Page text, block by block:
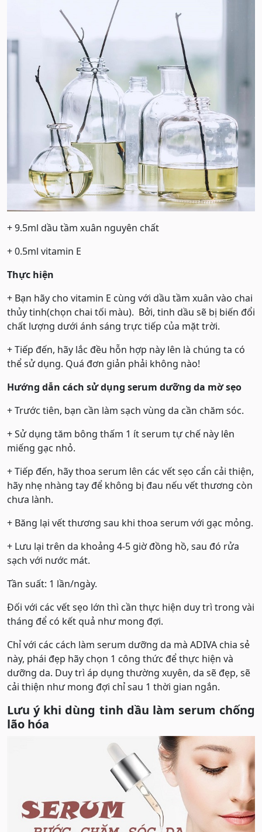
+ 9.5ml dầu tầm xuân nguyên chất
+ 0.5ml vitamin E
Thực hiện
+ Bạn hãy cho vitamin E cùng với dầu tầm xuân vào chai
thủy tinh(chọn chai tối màu). Bởi, tinh dầu sẽ bị biến đổi
chất lượng dưới ánh sáng trực tiếp của mặt trời.
+ Tiếp đến, hãy lắc đều hỗn hợp này lên là chúng ta có
thể sử dụng. Quá đơn giản phải không nào!
Hướng dẫn cách sử dụng serum dưỡng da mờ sẹo
+ Trước tiên, bạn cần làm sạch vùng da cần chăm sóc.
+ Sử dụng tăm bông thấm 1 ít serum tự chế này lên
miếng gạc nhỏ.
+ Tiếp đến, hãy thoa serum lên các vết sẹo cẩn cải thiện,
hãy nhẹ nhàng tay để không bị đau nếu vết thương còn
chưa lành.
+ Băng lại vết thương sau khi thoa serum với gạc mỏng.
+ Lưu lại trên da khoảng 4-5 giờ đồng hồ, sau đó rửa
sạch với nước mát.
Tần suất: 1 lần/ngày.
Đối với các vết sẹo lớn thì cần thực hiện duy trì trong vài
tháng để có kết quả như mong đợi.
Chỉ với các cách làm serum dưỡng da mà ADIVA chia sẻ
này, phái đẹp hãy chọn 1 công thức để thực hiện và
dưỡng da. Duy trì áp dụng thường xuyên, da sẽ đẹp, sẽ
cải thiện như mong đợi chỉ sau 1 thời gian ngắn.
Lưu ý khi dùng tinh dầu làm serum chống
lão hóa